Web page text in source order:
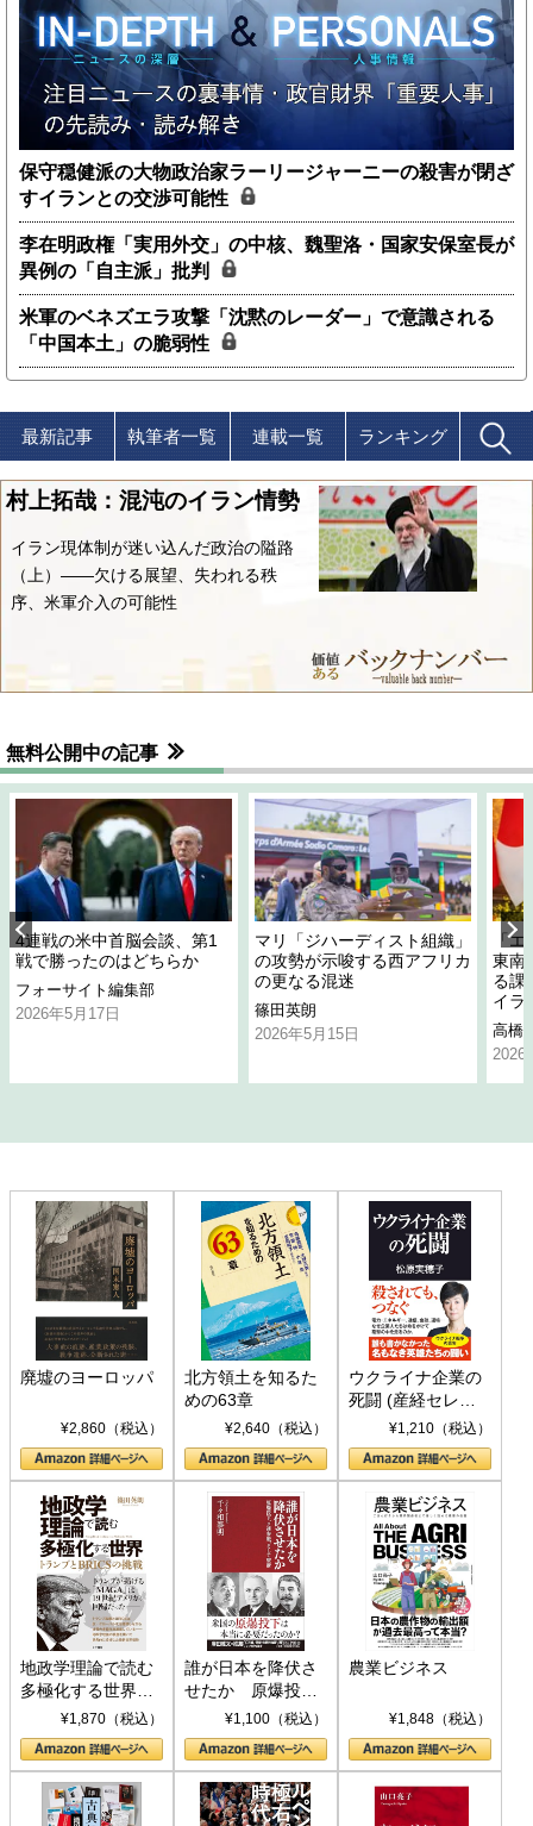
保守穏健派の大物政治家ラーリージャーニーの殺害が閉ざ
すイランとの交渉可能性
李在明政権「実用外交」の中核、魏聖洛・国家安保室長が
異例の「自主派」批判
米軍のベネズエラ攻撃「沈黙のレーダー」で意識される
「中国本土」の脆弱性
最新記事 執筆者一覧 連載一覧 ランキング
村上拓哉：混沌のイラン情勢
イラン現体制が迷い込んだ政治の隘路
（上）――欠ける展望、失われる秩
序、米軍介入の可能性
無料公開中の記事
4連戦の米中首脳会談、第1
戦で勝ったのはどちらか
フォーサイト編集部
2026年5月17日
マリ「ジハーディスト組織」
の攻勢が示唆する西アフリカ
の更なる混迷
篠田英朗
2026年5月15日
「
東南
る課
イラ
高橋
2026
廃墟のヨーロッパ
¥2,860（税込）
北方領土を知るた
めの63章
¥2,640（税込）
ウクライナ企業の
死闘 (産経セレク
ト S 039)¥1,210（税込）
地政学理論で読む
多極化する世界：
トランプとBRICS
の挑戦
¥1,870（税込）
誰が日本を降伏さ
せたか 原爆投
下、ソ連参戦、そ
して聖断 (PHP新
書)
¥1,100（税込）
農業ビジネス
¥1,848（税込）